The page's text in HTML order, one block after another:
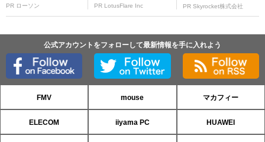
PR ローソン PR LotusFlare Inc PR Skyrocket株式会社
公式アカウントをフォローして最新情報を手に入れよう
FMV mouse マカフィー
ELECOM iiyama PC HUAWEI